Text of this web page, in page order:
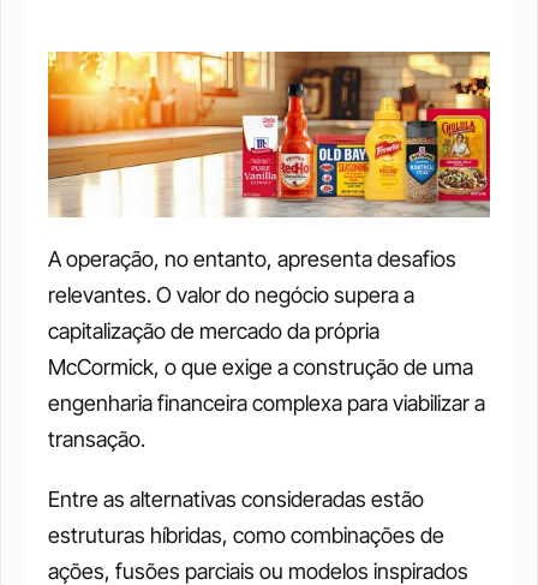
A operação, no entanto, apresenta desafios
relevantes. O valor do negócio supera a
capitalização de mercado da própria
McCormick, o que exige a construção de uma
engenharia financeira complexa para viabilizar a
transação.
Entre as alternativas consideradas estão
estruturas híbridas, como combinações de
ações, fusões parciais ou modelos inspirados